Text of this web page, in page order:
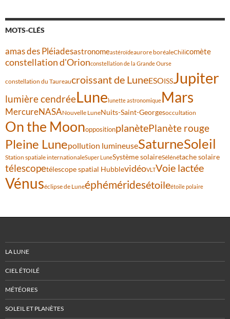
MOTS-CLÉS
amas des Pléiadesastronomeastéroïdeaurore boréaleChilicomète
constellation d'Orionconstellation de la Grande Ourse
constellation du Taureaucroissant de LuneESOISSJupiter
lumière cendréeLunelunette astronomiqueMars
MercureNASANouvelle LuneNuits-Saint-Georgesoccultation
On the MoonoppositionplanètePlanète rouge
Pleine Lunepollution lumineuseSaturneSoleil
Station spatiale internationaleSuper LuneSystème solaireSélénétache solaire
télescopetélescope spatial HubblevidéoVLTVoie lactée
Vénuséclipse de Luneéphéméridesétoileétoile polaire
LA LUNE
CIEL ÉTOILÉ
MÉTÉORES
SOLEIL ET PLANÈTES